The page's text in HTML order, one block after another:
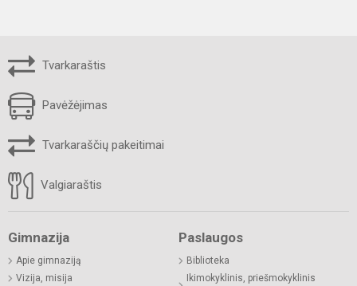
Tvarkaraštis
Pavėžėjimas
Tvarkaraščių pakeitimai
Valgiaraštis
Gimnazija
Apie gimnaziją
Vizija, misija
Paslaugos
Biblioteka
Ikimokyklinis, priešmokyklinis